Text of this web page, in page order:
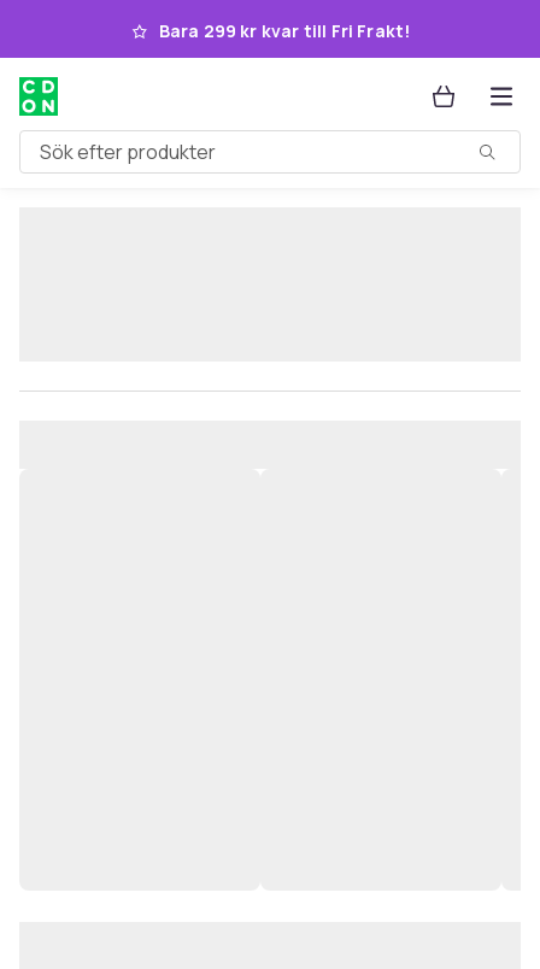
Hoppa till huvudinnehållet
Bara 299 kr kvar till Fri Frakt!
Sök efter produkter